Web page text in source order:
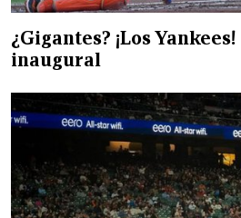
¿Gigantes? ¡Los
inaugural